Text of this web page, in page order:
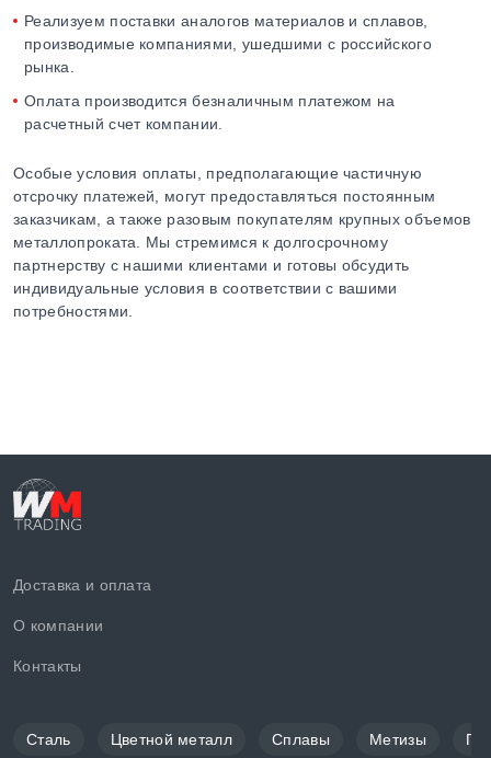
Реализуем поставки аналогов материалов и сплавов,
производимые компаниями, ушедшими с российского
рынка.
Оплата производится безналичным платежом на
расчетный счет компании.
Особые условия оплаты, предполагающие частичную
отсрочку платежей, могут предоставляться постоянным
заказчикам, а также разовым покупателям крупных объемов
металлопроката. Мы стремимся к долгосрочному
партнерству с нашими клиентами и готовы обсудить
индивидуальные условия в соответствии с вашими
потребностями.
Доставка и оплата
О компании
Контакты
Сталь Цветной металл Сплавы Метизы